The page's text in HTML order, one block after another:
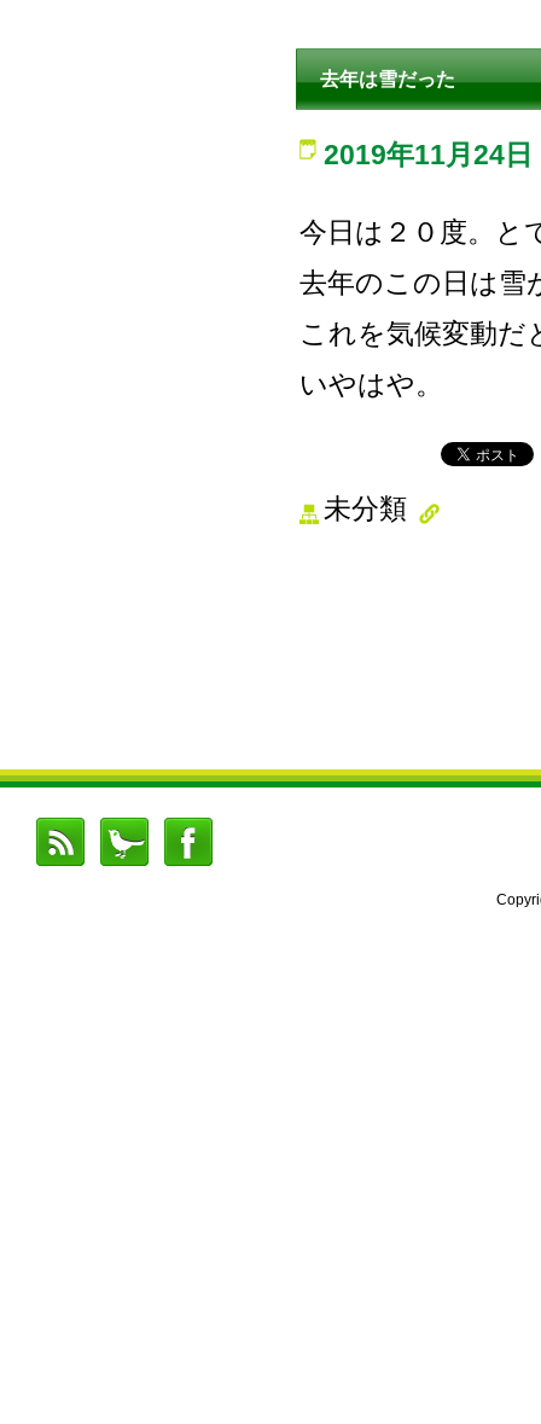
去年は雪だった
2019年11月24日
今日は２０度。と
去年のこの日は雪
これを気候変動だ
いやはや。
未分類